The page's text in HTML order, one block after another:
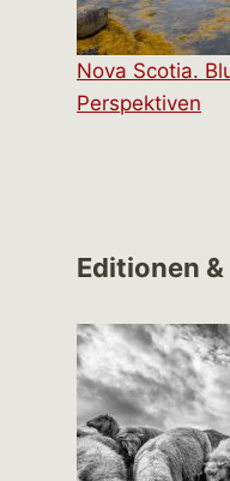
Nova Scotia.
Perspektiven
Editionen